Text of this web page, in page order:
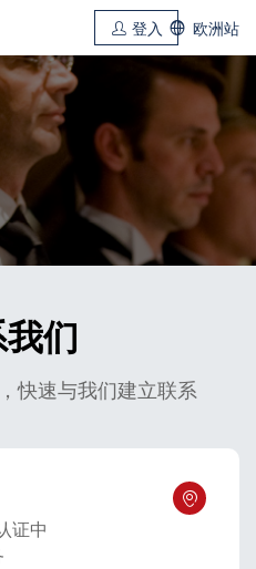
欧洲站
登入
们
快速与我们建立联系
证中